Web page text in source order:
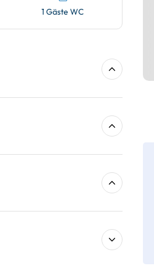
1 Gäste WC